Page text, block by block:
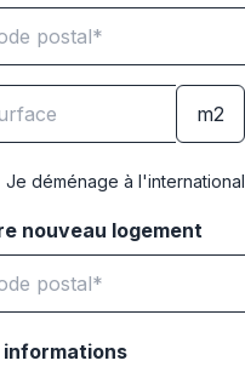
Je déménage à l'international
nouveau logement
informations